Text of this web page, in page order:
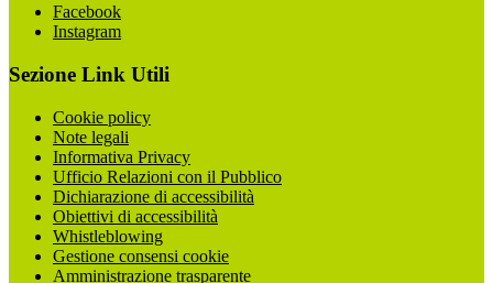
Facebook
Instagram
Sezione Link Utili
Cookie policy
Note legali
Informativa Privacy
Ufficio Relazioni con il Pubblico
Dichiarazione di accessibilità
Obiettivi di accessibilità
Whistleblowing
Gestione consensi cookie
Amministrazione trasparente